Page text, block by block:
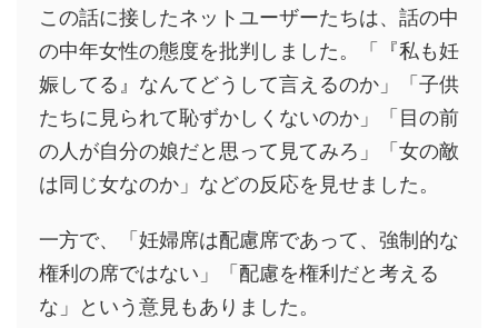
この話に接したネットユーザーたちは、話の中
の中年女性の態度を批判しました。「『私も妊
娠してる』なんてどうして言えるのか」「子供
たちに見られて恥ずかしくないのか」「目の前
の人が自分の娘だと思って見てみろ」「女の敵
は同じ女なのか」などの反応を見せました。
一方で、「妊婦席は配慮席であって、強制的な
権利の席ではない」「配慮を権利だと考える
な」という意見もありました。